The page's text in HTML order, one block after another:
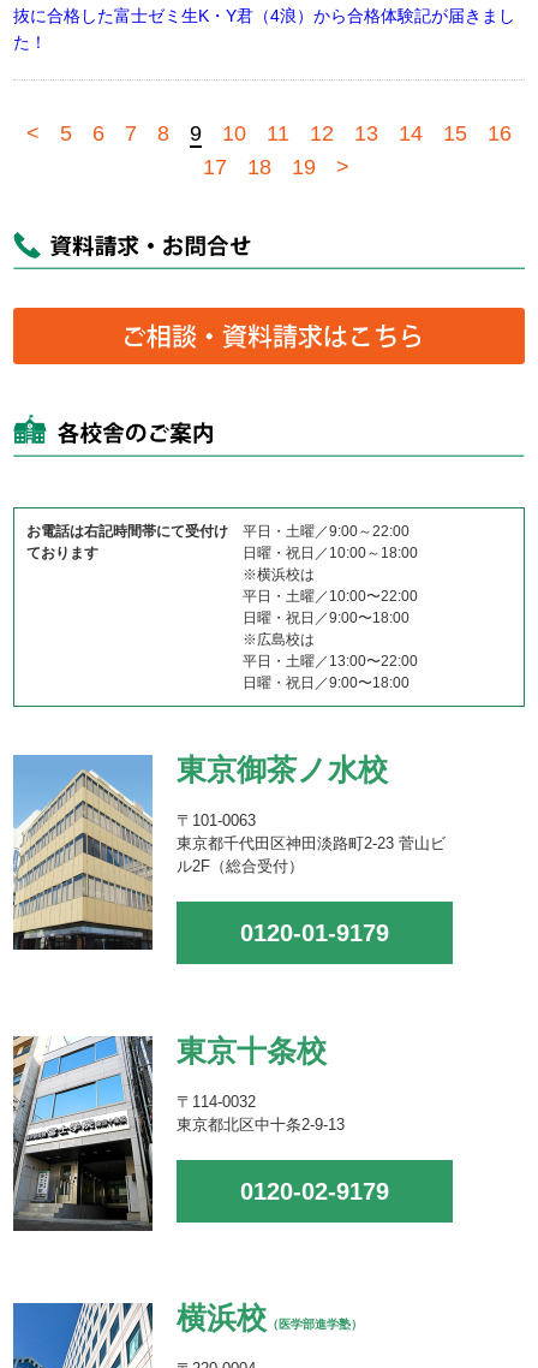
抜に合格した富士ゼミ生K・Y君（4浪）から合格体験記が届きまし
た！
< 5 6 7 8 9 10 11 12 13 14 15
16
17
18 19 >
お電話は右記時間帯にて受付け
ております
平日・土曜／9:00～22:00
日曜・祝日／10:00～18:00
※横浜校は
平日・土曜／10:00〜22:00
日曜・祝日／9:00〜18:00
※広島校は
平日・土曜／13:00〜22:00
日曜・祝日／9:00〜18:00
東京御茶ノ水校
〒101-0063
東京都千代田区神田淡路町2-23 菅山ビ
ル2F（総合受付）
0120-01-9179
東京十条校
〒114-0032
東京都北区中十条2-9-13
0120-02-9179
横浜校 （医学部進学塾）